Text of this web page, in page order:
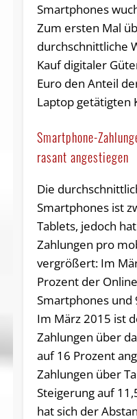
Smartphones
Zum ersten Mal
durchschnittliche
Kauf digitaler
Euro den Anteil
Laptop getätigten
Smartphone-
rasant angestiegen
Die
Smartphones ist
Tablets, jedoch
Zahlungen pro
vergrößert: Im
Prozent der
Smartphones und
Im März 2015 ist
Zahlungen über
auf 16 Prozent
Zahlungen über
Steigerung auf
hat sich der